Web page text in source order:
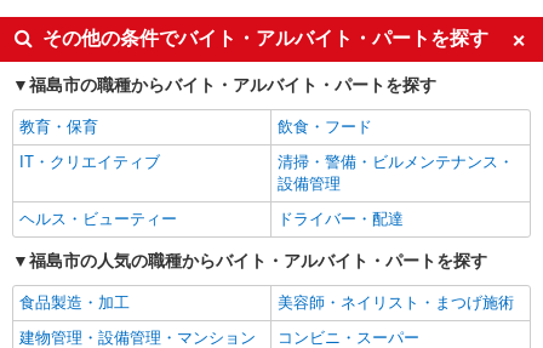
ボーナス・賞与あり
車通勤OK
交通費支給
社会保険あり
産休・育休取得実績あり
その他の条件でバイト・アルバイト・パートを探す
福島市の職種からバイト・アルバイト・パートを探す
教育・保育
飲食・フード
IT・クリエイティブ
清掃・警備・ビルメンテナンス・
設備管理
ヘルス・ビューティー
ドライバー・配達
福島市の人気の職種からバイト・アルバイト・パートを探す
食品製造・加工
美容師・ネイリスト・まつげ施術
建物管理・設備管理・マンション
コンビニ・スーパー